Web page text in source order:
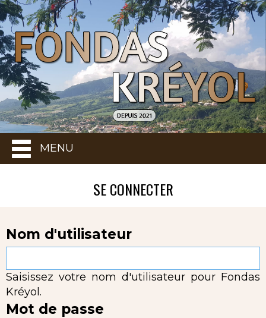
MENU
SE CONNECTER
Nom d'utilisateur
Saisissez votre nom d'utilisateur pour Fondas
Kréyol.
Mot de passe